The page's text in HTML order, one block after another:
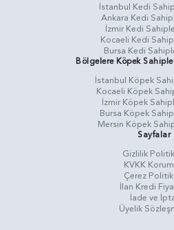
İstanbul Kedi
Ankara Kedi
İzmir Kedi
Kocaeli Kedi
Bursa Kedi
Bölgelere Köpek
İstanbul Köpek
Kocaeli Köpek
İzmir Köpek
Bursa Köpek
Mersin Köpek
Sayfalar
Gizlilik
KVKK
Çerez
İlan Kredi
İade ve
Üyelik